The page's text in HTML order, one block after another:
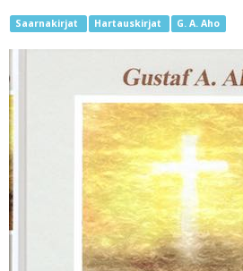
Saarnakirjat Hartauskirjat G. A. Aho